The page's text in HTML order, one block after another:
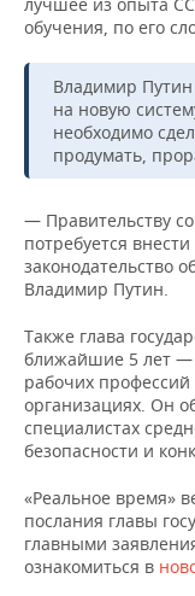
ВОЛЕЙБОЛ
КИБЕРСПОРТ
ФИГУРНОЕ
ВОДНЫЕ ВИДЫ
ХОККЕЙ С МЯЧОМ
ИСТОРИЯ
КУЛЬТУРА
МЕДИЦИНА
ОБРАЗОВАНИЕ
ПРОИСШЕСТВИЯ
СПИСОК ПЕРСОН
СПИСОК
ПОЛНАЯ ВЕРСИЯ
лучшее из опыта
обучения, по его
Владимир
на новую
необходимо
продумать,
— Правительству
потребуется
законодательство
Владимир Путин.
Также глава
ближайшие 5 лет —
рабочих
организациях. Он
специалистах
безопасности и
«Реальное время»
послания главы
главными
ознакомиться в